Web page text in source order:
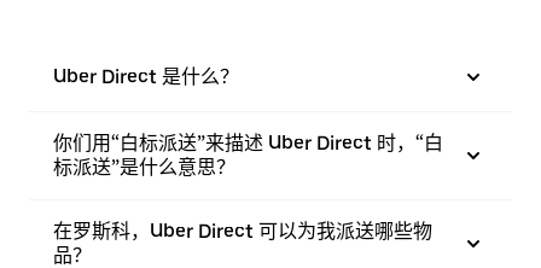
Uber Direct 是什么？
你们用“白标派送”来描述 Uber Direct 时，“白
标派送”是什么意思？
在罗斯科，Uber Direct 可以为我派送哪些物
品？